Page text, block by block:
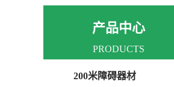
产品中心
PRODUCTS
200米障碍器材